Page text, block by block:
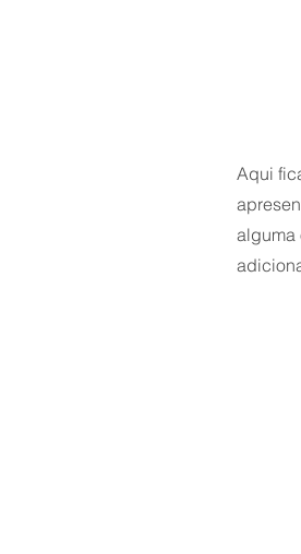
Aqui
alguma